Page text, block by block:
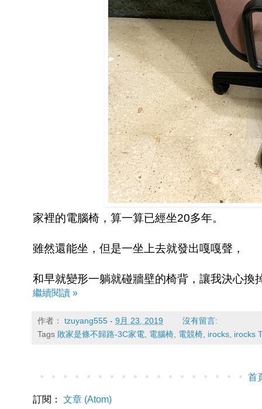
家裡的電腦椅，算一算已經坐20多年。
雖然還能坐，但是一坐上去就發出嘎嘎聲，
和早就變形一躺就碰牆壁的椅背，讓我決心換
繼續閱讀 »
作者： tzuyang555 - 9月 23, 2019
沒有留言:
Tags 敗家是條不歸路-3C家電 電腦椅 電競椅 irocks irocks
首
訂閱： 文章 (Atom)